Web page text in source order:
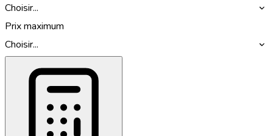
Choisir...
Prix maximum
Choisir...